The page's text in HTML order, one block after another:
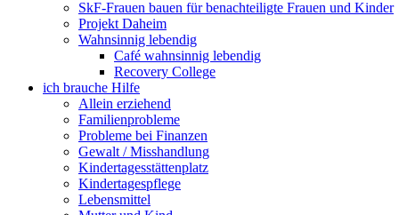
SkF-Frauen bauen für benachteiligte Frauen und Kinder
Projekt Daheim
Wahnsinnig lebendig
Café wahnsinnig lebendig
Recovery College
ich brauche Hilfe
Allein erziehend
Familienprobleme
Probleme bei Finanzen
Gewalt / Misshandlung
Kindertagesstättenplatz
Kindertagespflege
Lebensmittel